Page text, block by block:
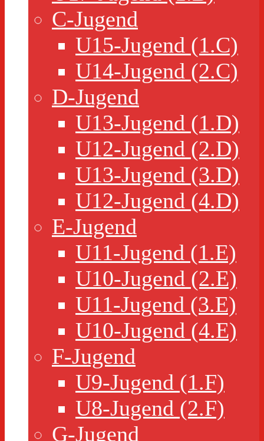
C-Jugend
U15-Jugend (1.C)
U14-Jugend (2.C)
D-Jugend
U13-Jugend (1.D)
U12-Jugend (2.D)
U13-Jugend (3.D)
U12-Jugend (4.D)
E-Jugend
U11-Jugend (1.E)
U10-Jugend (2.E)
U11-Jugend (3.E)
U10-Jugend (4.E)
F-Jugend
U9-Jugend (1.F)
U8-Jugend (2.F)
G-Jugend